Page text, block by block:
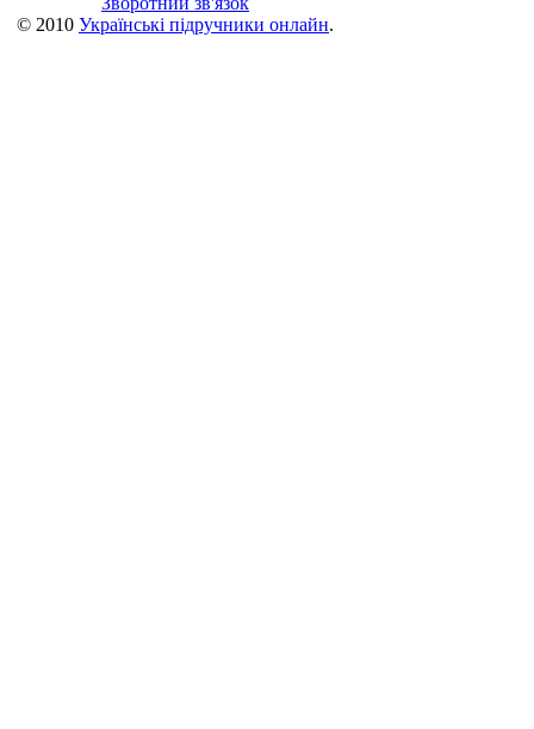
© 2010 Українські підручники онлайн.